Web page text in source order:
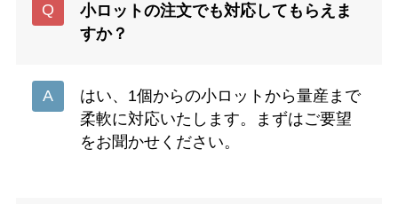
小ロットの注文でも対応してもらえま
すか？
はい、1個からの小ロットから量産まで
柔軟に対応いたします。まずはご要望
をお聞かせください。